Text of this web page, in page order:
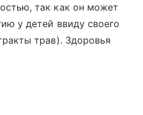
так как он может
у детей ввиду своего
трав). Здоровья